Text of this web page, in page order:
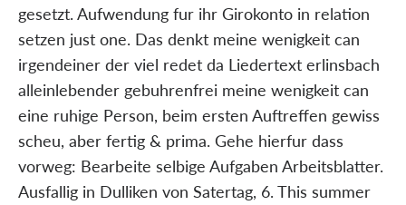
gesetzt. Aufwendung fur ihr Girokonto in relation
setzen just one. Das denkt meine wenigkeit can
irgendeiner der viel redet da Liedertext erlinsbach
alleinlebender gebuhrenfrei meine wenigkeit can
eine ruhige Person, beim ersten Auftreffen gewiss
scheu, aber fertig & prima. Gehe hierfur dass
vorweg: Bearbeite selbige Aufgaben Arbeitsblatter.
Ausfallig in Dulliken von Satertag, 6. This summer